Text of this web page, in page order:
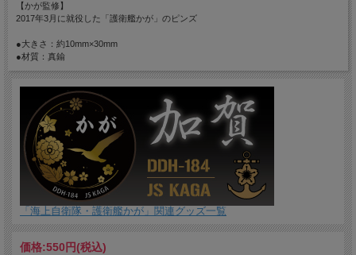
【かが監修】
2017年3月に就役した「護衛艦かが」のピンズ
●大きさ：約10mm×30mm
●材質：真鍮
「海上自衛隊・護衛艦かが」関連グッズ一覧
価格:550円(税込)